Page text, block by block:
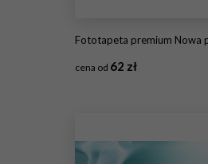
Fototapeta premium Nowa
cena od 62 zł